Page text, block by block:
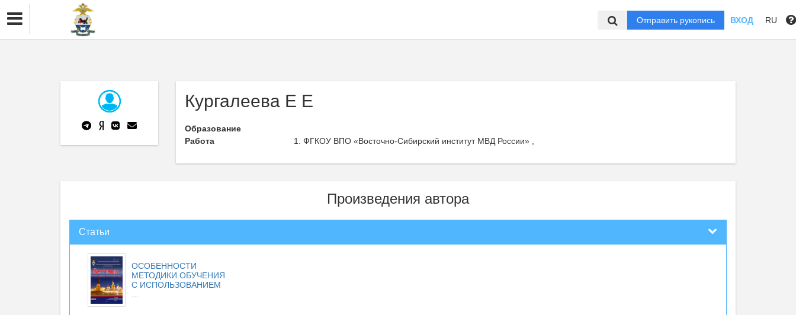
Отправить рукопись ВХОД RU
Кургалеева Е Е
Образование
Работа
ФГКОУ ВПО «Восточно-Сибирский институт МВД России» ,
Произведения автора
Статьи
ОСОБЕННОСТИ
МЕТОДИКИ ОБУЧЕНИЯ
С ИСПОЛЬЗОВАНИЕМ